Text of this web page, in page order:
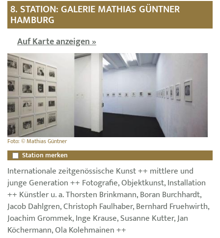
8. STATION: GALERIE MATHIAS GÜNTNER
HAMBURG
Auf Karte anzeigen »
Foto: © Mathias Güntner
Station merken
Internationale zeitgenössische Kunst ++ mittlere und
junge Generation ++ Fotografie, Objektkunst, Installation
++ Künstler u. a. Thorsten Brinkmann, Boran Burchhardt,
Jacob Dahlgren, Christoph Faulhaber, Bernhard Fruehwirth,
Joachim Grommek, Inge Krause, Susanne Kutter, Jan
Köchermann, Ola Kolehmainen ++